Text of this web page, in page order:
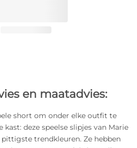
en maatadvies:
short om onder elke outfit te
deze speelse slipjes van Marie
trendkleuren. Ze hebben